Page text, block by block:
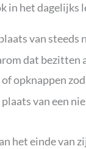
in het dagelijks
van steeds
dat bezitten
opknappen
van een
het einde van